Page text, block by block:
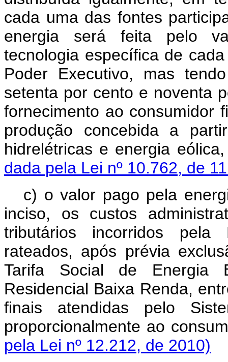
cada uma das fontes
energia será feita pelo
tecnologia específica de
Poder Executivo, mas
setenta por cento e noventa
fornecimento ao consumidor
produção concebida a
hidrelétricas e energia
dada pela Lei nº 10.762, de
c) o valor pago pela
inciso, os custos
tributários incorridos pela
rateados, após prévia
Tarifa Social de Energia
Residencial Baixa Renda,
finais atendidas pelo
proporcionalmente ao
pela Lei nº 12.212, de 2010)